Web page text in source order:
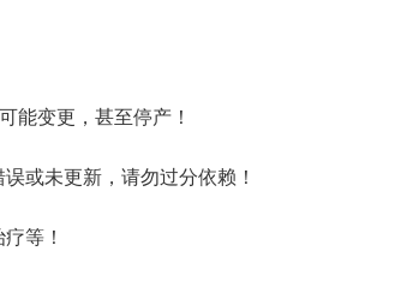
能变更，甚至停产！
或未更新，请勿过分依赖！
等！